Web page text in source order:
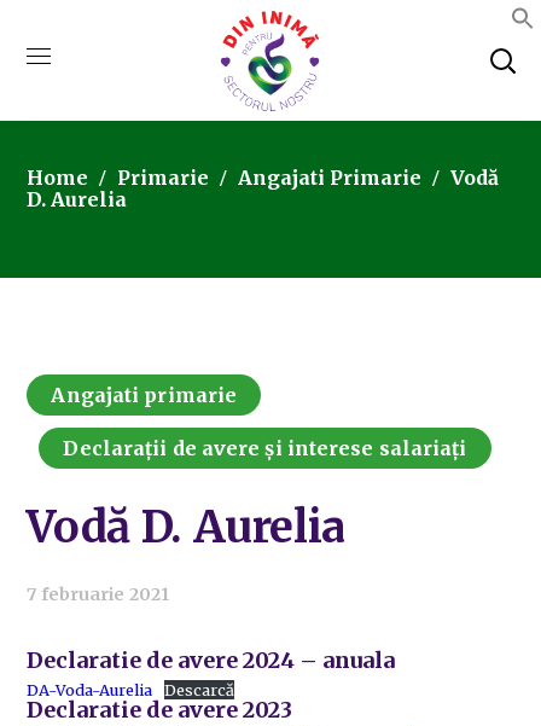
Home Primarie Angajati Primarie
Vodă
D. Aurelia
Angajati primarie
Declarații de avere și interese salariați
Vodă D. Aurelia
7 februarie 2021
Declaratie de avere 2024 – anuala
DA-Voda-Aurelia Descarcă
Declaratie de avere 2023